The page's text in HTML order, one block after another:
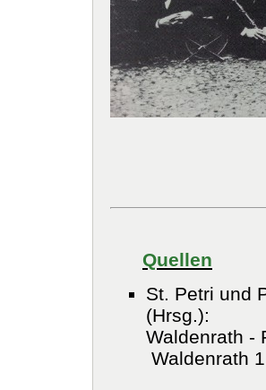
Quellen
St. Petri und
(Hrsg.):
Waldenrath -
Waldenrath